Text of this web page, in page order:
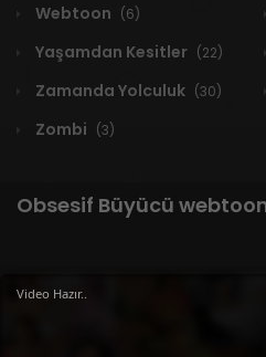
Webtoon (6)
Yaşamdan Kesitler (22)
Zamanda Yolculuk (30)
Zombi (3)
Obsesif Büyücü
1 RESULT
Video Hazır..